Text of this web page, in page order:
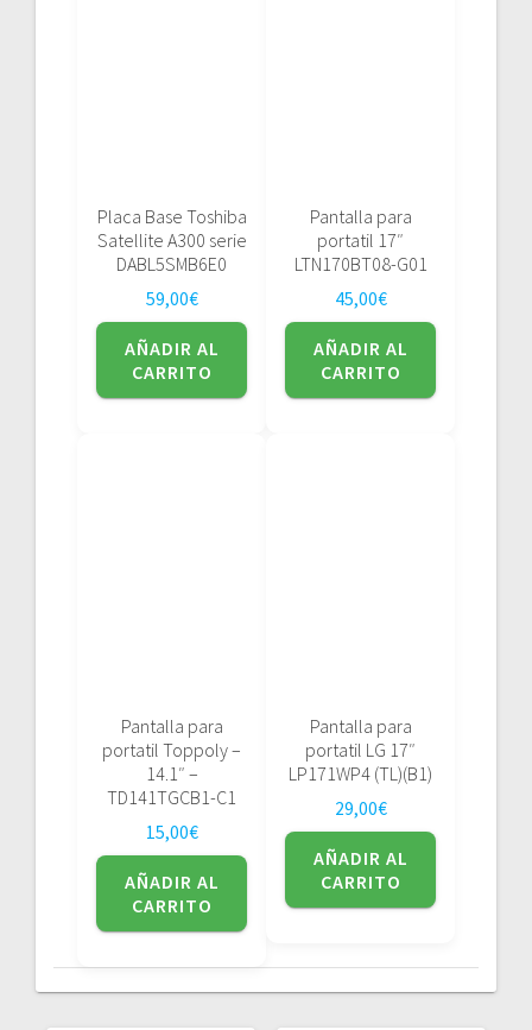
Placa Base Toshiba
Satellite A300 serie
DABL5SMB6E0
59,00€
AÑADIR AL
CARRITO
Pantalla para
portatil 17″
LTN170BT08-G01
45,00€
AÑADIR AL
CARRITO
Pantalla para
portatil Toppoly –
14.1″ –
TD141TGCB1-C1
15,00€
AÑADIR AL
CARRITO
Pantalla para
portatil LG 17″
LP171WP4 (TL)(B1)
29,00€
AÑADIR AL
CARRITO